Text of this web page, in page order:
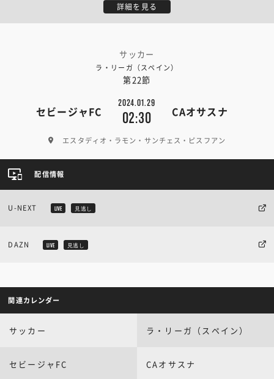
詳細を見る
サッカー
ラ・リーガ（スペイン）
第22節
セビージャFC
2024.01.29
02:30 CAオサスナ
エスタディオ・ラモン・サンチェス・ピスフアン
配信情報
U-NEXT LIVE 見逃し
DAZN LIVE 見逃し
関連カレンダー
サッカー ラ・リーガ（スペイン）
セビージャFC CAオサスナ